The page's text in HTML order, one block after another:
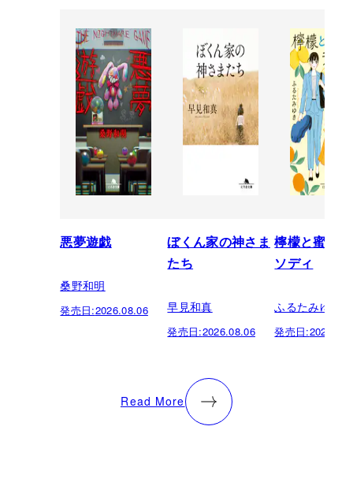
悪夢遊戯
桑野和明
発売日:2026.08.06
ぼくん家の神さま
たち
早見和真
発売日:2026.08.06
檸檬と蜜柑
ソディ
ふるたみゆき
発売日:
Read More